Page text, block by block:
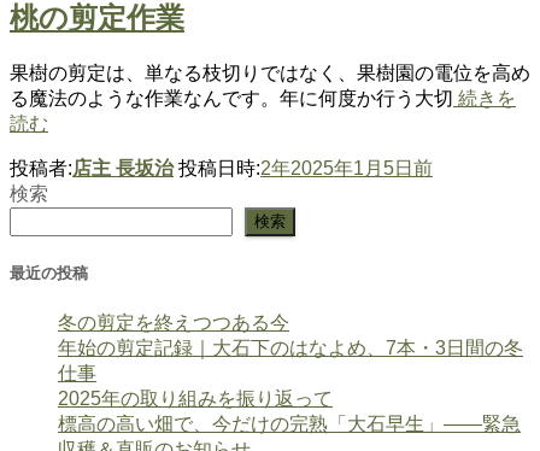
桃の剪定作業
果樹の剪定は、単なる枝切りではなく、果樹園の電位を高め
る魔法のような作業なんです。年に何度か行う大切 続きを
読む
投稿者:店主 長坂治投稿日時:2年2025年1月5日 前
検索
検索
最近の投稿
冬の剪定を終えつつある今
年始の剪定記録｜大石下のはなよめ、7本・3日間の冬
仕事
2025年の取り組みを振り返って
標高の高い畑で、今だけの完熟「大石早生」――緊急